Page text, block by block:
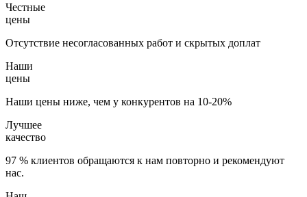
Честные
цены
Отсутствие несогласованных работ и скрытых доплат
Наши
цены
Наши цены ниже, чем у конкурентов на 10-20%
Лучшее
качество
97 % клиентов обращаются к нам повторно и рекомендуют
нас.